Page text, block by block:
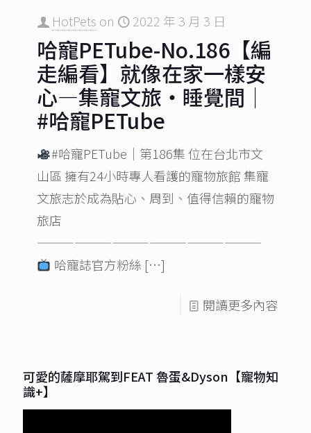
HotPets on 2022 年 3 月 3 日
哈寵PETube-No.186【編
走編看】就像在家一樣安
心—集寵文旅‧睡覺間｜
#哈寵PETube
#哈寵PETube｜第186集 位在台北市文
山區 擁有24小時專人看護的寵物旅館 集寵
文旅志於成為貼心、周到、值得信賴的寵物
旅店
——————————————————
哈寵誌官方粉絲 […]
閱讀更多內容
可愛的薩摩耶駕到FEAT 魯蛋&Dyson【寵物知
識+】